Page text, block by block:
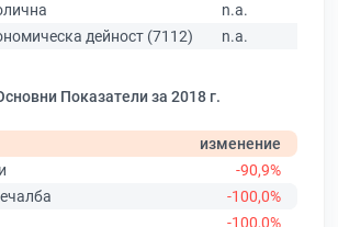
n.a.
дейност (7112)
n.a.
Показатели за 2018 г.
изменение
-90,9%
-100,0%
-100,0%